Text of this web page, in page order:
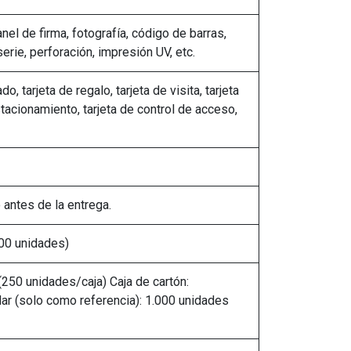
de firma, fotografía, código de barras,
perforación, impresión UV, etc.
tarjeta de regalo, tarjeta de visita, tarjeta
tarjeta de control de acceso,
de la entrega.
unidades)
unidades/caja) Caja de cartón:
(solo como referencia): 1.000 unidades